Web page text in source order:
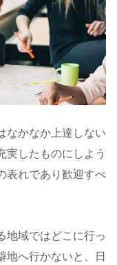
なかなか上達しない
実したものにしよう
表れであり歓迎すべ
地域ではどこに行っ
地へ行かないと、日